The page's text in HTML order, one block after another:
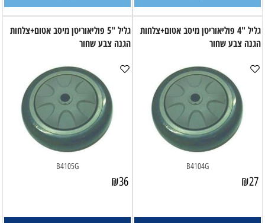
גליל "4 פוליאוריטן מיסב אטום+צלחות
הגנה צבע שחור
B4104G
₪27
גליל "5 פוליאוריטן מיסב אטום+צלחות
הגנה צבע שחור
B4105G
₪36